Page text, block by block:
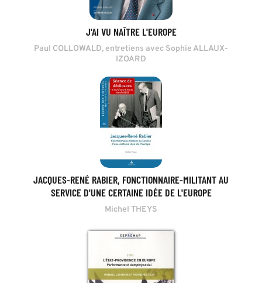
J'AI VU NAÎTRE L'EUROPE
Paul COLLOWALD, entretiens avec Sophie ALLAUX-
IZOARD
JACQUES-RENÉ RABIER, FONCTIONNAIRE-MILITANT AU
SERVICE D'UNE CERTAINE IDÉE DE L'EUROPE
Michel THEYS